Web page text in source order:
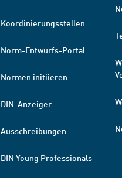
Koordinierungsstellen
Norm-Entwurfs-Portal
Normen initiieren
DIN-Anzeiger
Ausschreibungen
DIN Young Professionals